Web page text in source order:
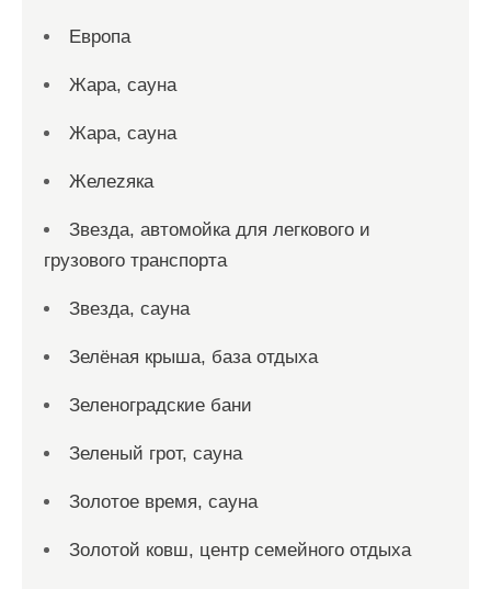
Европа
Жара, сауна
Жара, сауна
Желеzяка
Звезда, автомойка для легкового и
грузового транспорта
Звезда, сауна
Зелёная крыша, база отдыха
Зеленоградские бани
Зеленый грот, сауна
Золотое время, сауна
Золотой ковш, центр семейного отдыха